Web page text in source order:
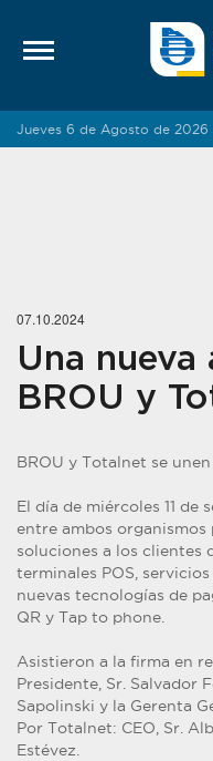
Jueves 6 de Agosto de 2026
07.10.2024
Una nueva
BROU y
BROU y Totalnet se
El día de miércoles 11
entre ambos
soluciones a los clientes
terminales POS,
nuevas tecnologías de
QR y Tap to phone.
Asistieron a la firma en
Presidente, Sr. Salvador
Sapolinski y la Gerenta
Por Totalnet: CEO, Sr.
Estévez.